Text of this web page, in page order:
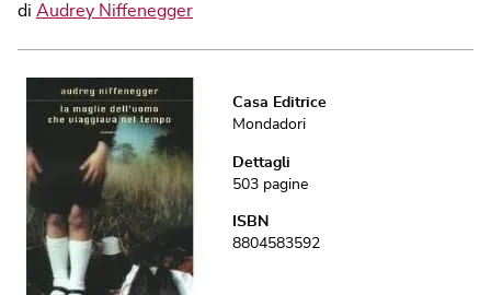
di Audrey Niffenegger
Casa Editrice
Mondadori
Dettagli
503 pagine
ISBN
8804583592